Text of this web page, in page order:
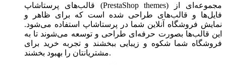
قالب‌های پرستاشاپ (PrestaShop themes) مجموعه‌ای از
فایل‌ها و قالب‌های طراحی شده است که برای ظاهر و
نمایش فروشگاه آنلاین شما در پرستاشاپ استفاده می‌شود.
این قالب‌ها بصورت حرفه‌ای طراحی و توسعه می‌شوند تا به
فروشگاه شما شکوه و زیبایی ببخشند و تجربه خرید برای
مشتریانتان را بهبود بخشند.